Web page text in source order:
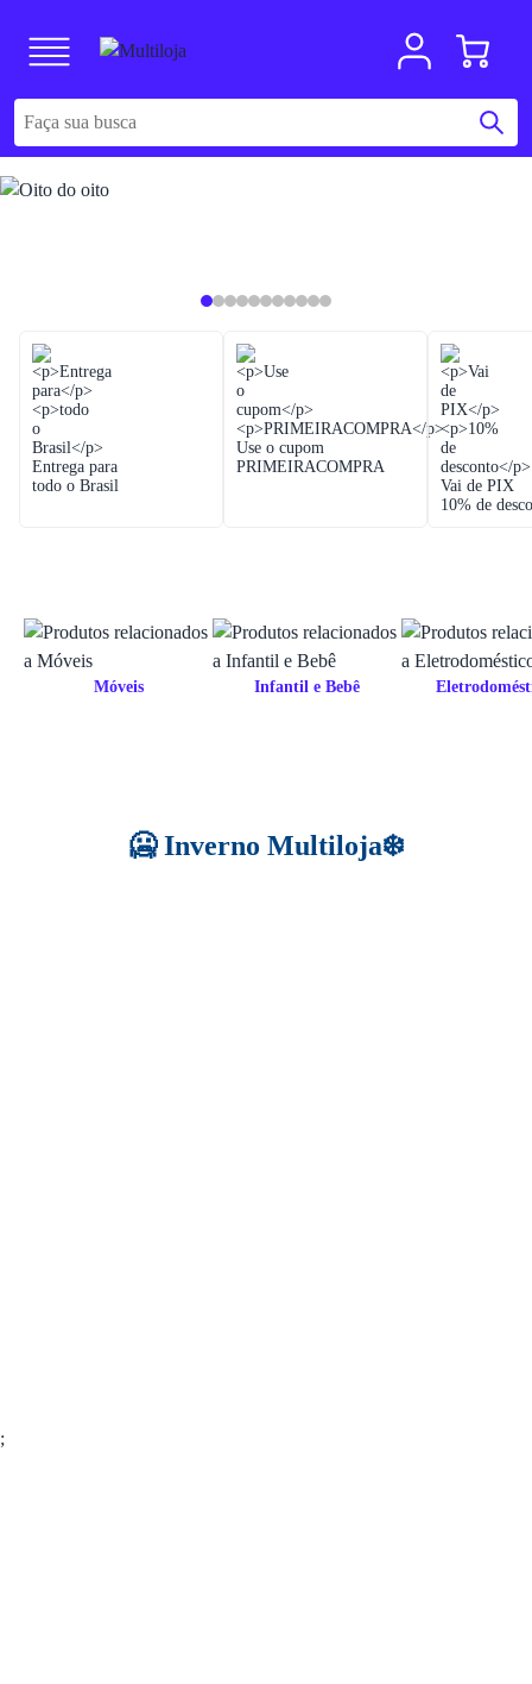
Entrega para
todo o Brasil
Use o cupom
PRIMEIRACOMPRA
Vai de PIX
10% de
Móveis Infantil e Bebê
🥶 Inverno Multiloja❄️
;